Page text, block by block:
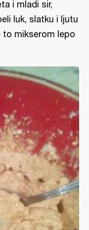
i mladi sir,
luk, slatku i ljutu
to mikserom lepo